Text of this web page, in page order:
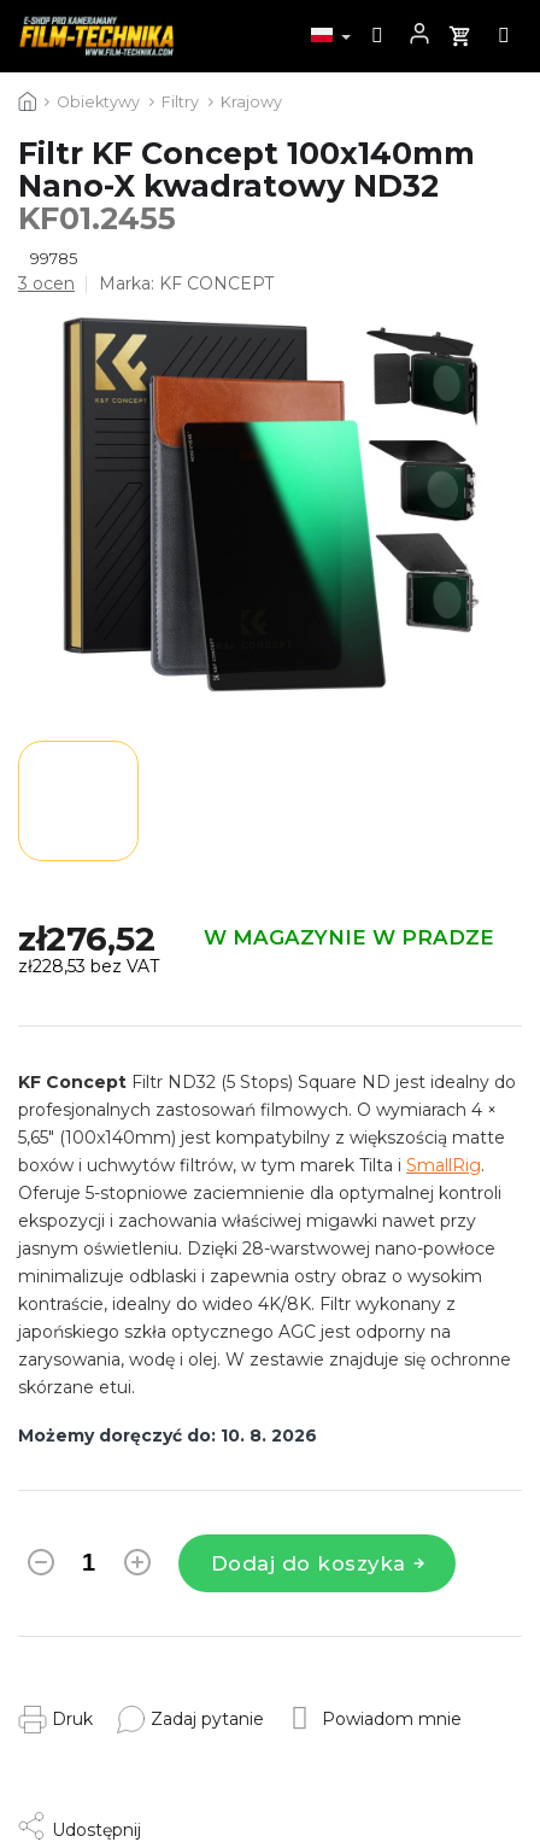
do
Obiektywy Filtry Krajowy
Filtr KF Concept 100x140mm
Nano-X kwadratowy ND32
KF01.2455
99785
Średnia
produktu
gwiazdek.
3 ocen Marka: KF CONCEPT
zł276,52 W MAGAZYNIE W PRADZE
zł228,53 bez VAT
jednostkowa:
Możemy doręczyć do: 10. 8. 2026
Dodaj do koszyka
KF Concept Filtr ND32 (5 Stops) Square ND jest idealny do
profesjonalnych zastosowań filmowych. O wymiarach 4 ×
5,65" (100x140mm) jest kompatybilny z większością matte
boxów i uchwytów filtrów, w tym marek Tilta i SmallRig.
Oferuje 5-stopniowe zaciemnienie dla optymalnej kontroli
ekspozycji i zachowania właściwej migawki nawet przy
jasnym oświetleniu. Dzięki 28-warstwowej nano-powłoce
minimalizuje odblaski i zapewnia ostry obraz o wysokim
kontraście, idealny do wideo 4K/8K. Filtr wykonany z
japońskiego szkła optycznego AGC jest odporny na
zarysowania, wodę i olej. W zestawie znajduje się ochronne
skórzane etui.
Druk Zadaj pytanie Powiadom mnie
Udostępnij